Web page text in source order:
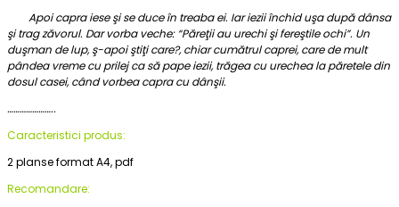
Apoi capra iese şi se duce în treaba ei. Iar iezii închid uşa după dânsa
şi trag zăvorul. Dar vorba veche: “Păreţii au urechi şi fereştile ochi”. Un
duşman de lup, ş-apoi ştiţi care?, chiar cumătrul caprei, care de mult
pândea vreme cu prilej ca să pape iezii, trăgea cu urechea la păretele din
dosul casei, când vorbea capra cu dânşii.
…………………..
Caracteristici produs:
2 planse format A4, pdf
Recomandare: